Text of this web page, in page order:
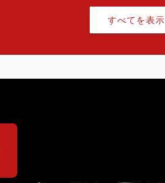
すべてを表